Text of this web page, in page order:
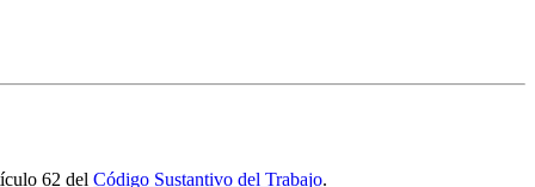
62 del Código Sustantivo del Trabajo.